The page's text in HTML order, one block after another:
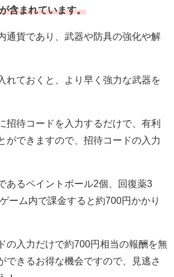
含まれています。
通貨であり、武器や防具の強化や解
れておくと、より早く強力な武器を
招待コードを入力するだけで、有利
ができますので、招待コードの入力
あるペイントボール2個、回復薬3
ーム内で課金すると約700円かかり
の入力だけで約700円相当の報酬を無
できるお得な機会ですので、見逃さ